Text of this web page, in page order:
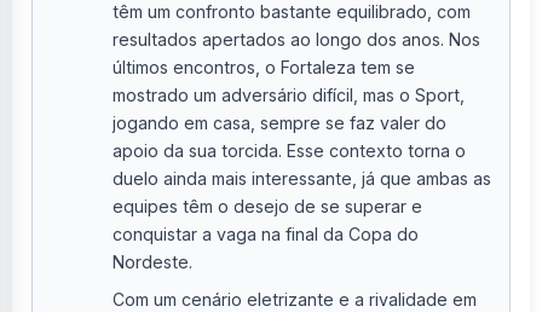
têm um confronto bastante equilibrado, com
resultados apertados ao longo dos anos. Nos
últimos encontros, o Fortaleza tem se
mostrado um adversário difícil, mas o Sport,
jogando em casa, sempre se faz valer do
apoio da sua torcida. Esse contexto torna o
duelo ainda mais interessante, já que ambas as
equipes têm o desejo de se superar e
conquistar a vaga na final da Copa do
Nordeste.
Com um cenário eletrizante e a rivalidade em